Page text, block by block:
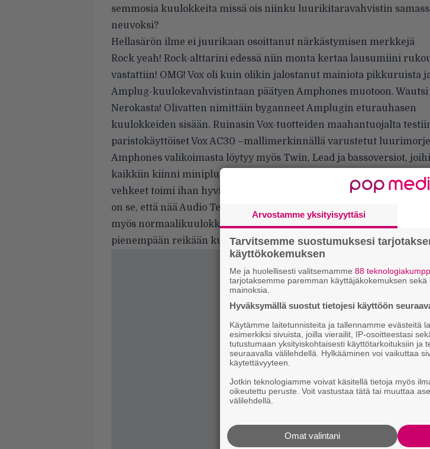
semmosia kuulokkeita missä ois niinku luurikitaravahvistin
neuvoksi?
Hellasärön ilme ei juurikaan osoittanut närkästymisen merkkejä
Rock yeah! Rock-alttarini edessä niin monta kertaa lausumiini
vastattiin! OMG! Vox oli kuin olikin jalostanut mainiota pikkuruista
Amplug-kuulokevahvistintaan päätyen Amphones muotoon. Wautsi
Nerokasta! Olivatten nimittäin byganneet Amplugin eturauhasen
kuulokkeiden sisään. Ruinasin Vox-tuotteiden maahantuojalta
paristokäyttöiset Vox AC30 –mallimerkinnällä varustetut
Amphones valikoimasta löytyy myös Twin, Lead ja bassoversiot,
kaikkiin kiinni miniplugilla myös MP3- tai cd-soittimen. Kuitenkin
vehkeet toimi ihan hyvin myös Fender Precision -bassolla. Mutta!
on se, että nää Audio Technican valmistamat suljetut luurit toimii
myös normaalikuulokkeiden tavoin. Ne voi siis lykätä isompaan tai
pienempään reikään ku reikään.
Arvostamme yksityisyyttäsi
Tarvitsemme suostumuksesi
käyttökokemuksen
Me ja huolellisesti valitsemamme 88
tarjotaksemme paremman käyttäjäkokemuksen
mainoksia.
Hyväksymällä suostut tietojesi käyttöön
Käytämme laitetunnisteita ja tallennamme evästeitä
esimerkiksi sivuista, joilla vierailit, IP-osoitteestasi
tutustumaan yksityiskohtaisesti käyttötarkoituksiin ja
seuraavalla välilehdellä. Hylkääminen voi vaikuttaa
käytettävyyteen.
Jotkin teknologiamme voivat käsitellä tietoja myös
oikeutettu peruste. Voit vastustaa tätä tai muuttaa
välilehdellä.
Omat valintani